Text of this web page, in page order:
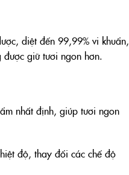
diệt đến 99,99% vi khuẩn,
được giữ tươi ngon hơn.
nhất định, giúp tươi ngon
độ, thay đổi các chế độ